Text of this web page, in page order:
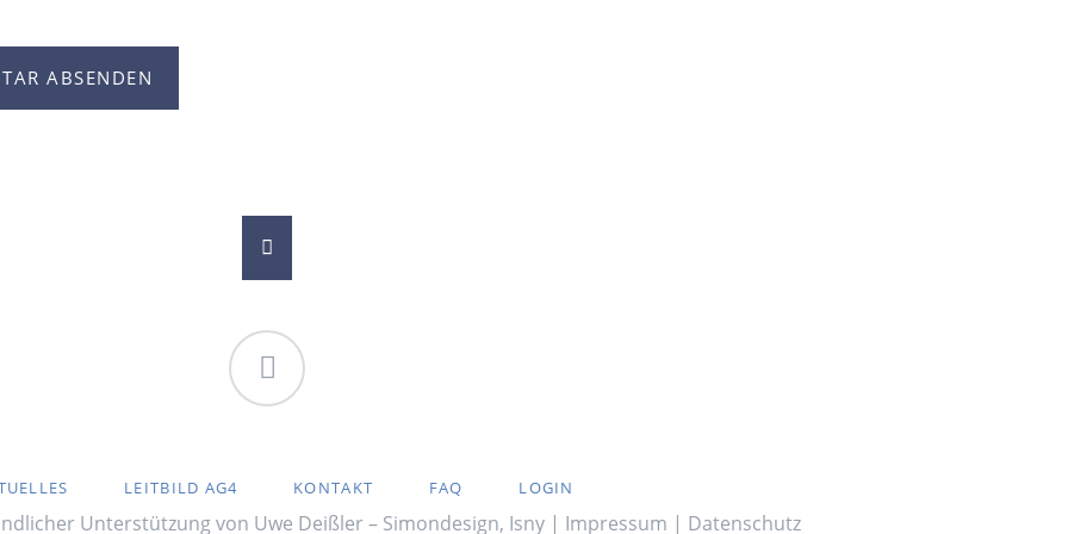
ABSENDEN
LEITBILD AG4 KONTAKT FAQ LOGIN
Unterstützung von Uwe Deißler – Simondesign, Isny | Impressum | Datenschutz